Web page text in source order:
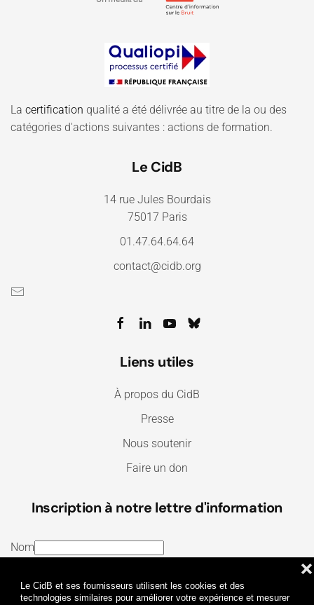
Le CidB et ses fournisseurs utilisent les cookies et des
technologies similaires pour améliorer votre expérience et mesurer
❌
La certification qualité a été délivrée au titre de la ou des
catégories d'actions suivantes : actions de formation.
Le CidB
14 rue Jules Bourdais
75017 Paris
01.47.64.64.64
contact@cidb.org
Liens utiles
À propos du CidB
Presse
Nous soutenir
Faire un don
Inscription à notre lettre d'information
Nom
J’ai lu et j’accepte lesTermes et conditionset la